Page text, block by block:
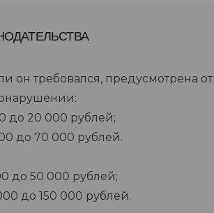
он требовался, предусмотрена
до 20 000 рублей;
до 70 000 рублей.
до 50 000 рублей;
до 150 000 рублей.